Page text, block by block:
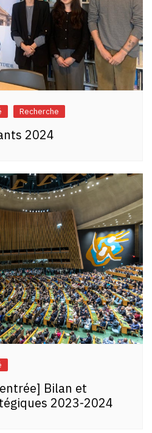
Recherche
2024
Bilan et
2023-2024